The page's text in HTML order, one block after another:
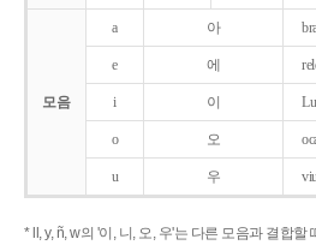
모음
a 아
e 에
i 이
o 오
u 우
* ll, y, ñ, w의 '이, 니, 오, 우'는 다른 모음과 결합